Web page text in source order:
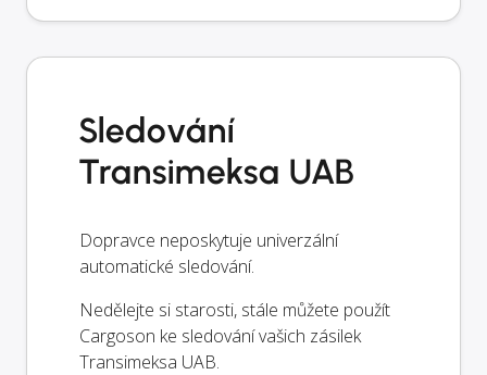
Sledování
Transimeksa UAB
Dopravce neposkytuje univerzální
automatické sledování.
Nedělejte si starosti, stále můžete použít
Cargoson ke sledování vašich zásilek
Transimeksa UAB.